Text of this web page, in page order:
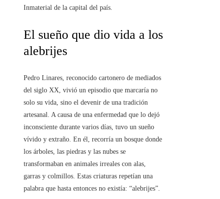
Inmaterial de la capital del país.
El sueño que dio vida a los
alebrijes
Pedro Linares, reconocido cartonero de mediados
del siglo XX, vivió un episodio que marcaría no
solo su vida, sino el devenir de una tradición
artesanal. A causa de una enfermedad que lo dejó
inconsciente durante varios días, tuvo un sueño
vívido y extraño. En él, recorría un bosque donde
los árboles, las piedras y las nubes se
transformaban en animales irreales con alas,
garras y colmillos. Estas criaturas repetían una
palabra que hasta entonces no existía: “alebrijes”.